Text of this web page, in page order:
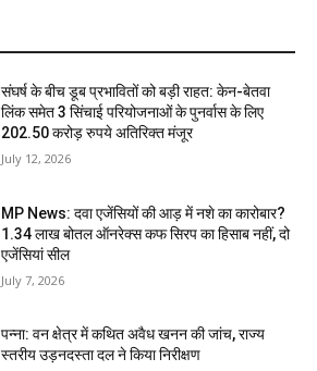
संघर्ष के बीच डूब प्रभावितों को बड़ी राहत: केन-बेतवा
लिंक समेत 3 सिंचाई परियोजनाओं के पुनर्वास के लिए
202.50 करोड़ रुपये अतिरिक्त मंजूर
July 12, 2026
MP News: दवा एजेंसियों की आड़ में नशे का कारोबार?
1.34 लाख बोतल ऑनरेक्स कफ सिरप का हिसाब नहीं, दो
एजेंसियां सील
July 7, 2026
पन्ना: वन क्षेत्र में कथित अवैध खनन की जांच, राज्य
स्तरीय उड़नदस्ता दल ने किया निरीक्षण